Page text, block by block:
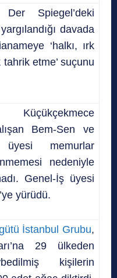
Spiegel’deki
davada
‘halkı, ırk
tahrik etme’ suçunu
Bem-Sen ve
memurlar
nedeniyle
Genel-İş üyesi
yürüdü.
İstanbul Grubu,
29 ülkeden
kişilerin